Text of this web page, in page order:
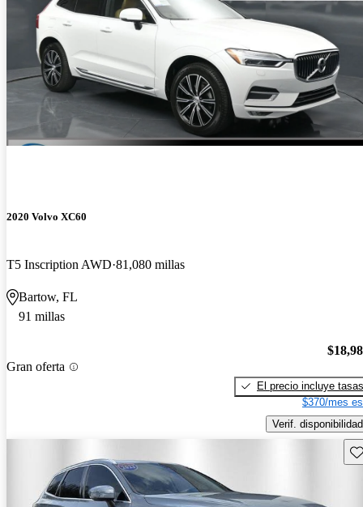
2020 Volvo XC60
T5 Inscription AWD 81,080 millas
Bartow, FL
91 millas
Gran oferta
El precio incluye tasas
$370/mes
Verif. disponibilidad